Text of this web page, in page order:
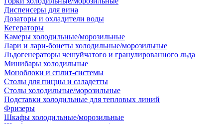
Диспенсеры для вина
Дозаторы и охладители воды
Кегераторы
Камеры холодильные/морозильные
Лари и лари-бонеты холодильные/морозильные
Льдогенераторы чешуйчатого и гранулированного льда
Минибары холодильные
Моноблоки и сплит-системы
Столы для пиццы и саладетты
Столы холодильные/морозильные
Подставки холодильные для тепловых линий
Фризеры
Шкафы холодильные/морозильные